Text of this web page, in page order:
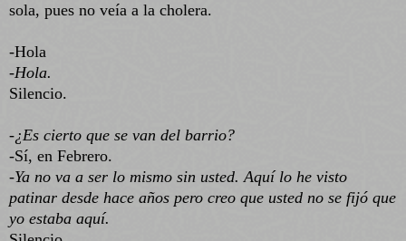
sola, pues no veía a la cholera.
-Hola
-Hola.
Silencio.
-¿Es cierto que se van del barrio?
-Sí, en Febrero.
-Ya no va a ser lo mismo sin usted. Aquí lo he visto
patinar desde hace años pero creo que usted no se fijó que
yo estaba aquí.